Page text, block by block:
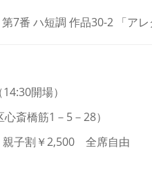
7番 ハ短調 作品30-2 「アレ
開場）
斎橋筋1－5－28）
子割￥2,500 全席自由